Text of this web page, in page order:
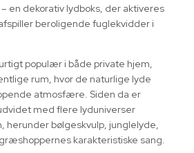
en dekorativ lydboks, der aktiveres
beroligende fuglekvidder i
populær i både private hjem,
rum, hvor de naturlige lyde
atmosfære. Siden da er
med flere lyduniverser
herunder bølgeskvulp, junglelyde,
karakteristiske sang.